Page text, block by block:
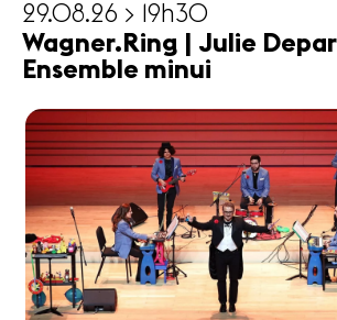
29.08.26 > 19h30
Wagner.Ring | Julie
Ensemble minui